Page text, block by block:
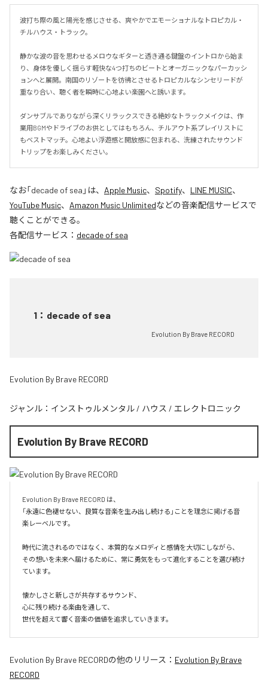
波打ち際の風と陽光を感じさせる、爽やかでエモーショナルなトロピカル・
チルハウス・トラック。
静かな波の音を思わせるメロウなギターと透き通る鍵盤のイントロから始ま
り、身体を優しく揺らす軽快な4つ打ちのビートとオーガニックなパーカッシ
ョンへと展開。南国のリゾートを彷彿とさせるトロピカルなシンセリードが
重なり合い、聴く者を瞬時に心地よい楽園へと誘います。
ダンサブルでありながら深くリラックスできる絶妙なトラックメイクは、作
業用BGMやドライブのお供としてはもちろん、チルアウト系プレイリストに
もベストマッチ。心地よい浮遊感と開放感に包まれる、洗練されたサウンド
トリップをお楽しみください。
なお「decade of sea 」は、 Apple Music、 Spotify、 LINE MUSIC、
YouTube Music、 Amazon Music Unlimitedなどの音楽配信サービスで
聴くことができる。
各配信サービス： decade of sea
1 ： decade of sea
Evolution By Brave RECORD
Evolution By Brave RECORD
ジャンル： インストゥルメンタル / ハウス / エレクトロニック
Evolution By Brave RECORD
Evolution By Brave RECORD は、
「永遠に色褪せない、良質な音楽を生み出し続ける」ことを理念に掲げる音
楽レーベルです。
時代に流されるのではなく、本質的なメロディと感情を大切にしながら、
その想いを未来へ届けるために、常に勇気をもって進化することを選び続け
ています。
懐かしさと新しさが共存するサウンド、
心に残り続ける楽曲を通して、
世代を超えて響く音楽の価値を追求していきます。
Evolution By Brave RECORDの他のリリース： Evolution By Brave
RECORD